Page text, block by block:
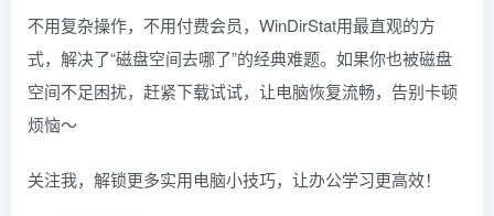
不用复杂操作，不用付费会员，WinDirStat用最直观的方
式，解决了“磁盘空间去哪了”的经典难题。如果你也被磁盘
空间不足困扰，赶紧下载试试，让电脑恢复流畅，告别卡顿
烦恼～
关注我，解锁更多实用电脑小技巧，让办公学习更高效！